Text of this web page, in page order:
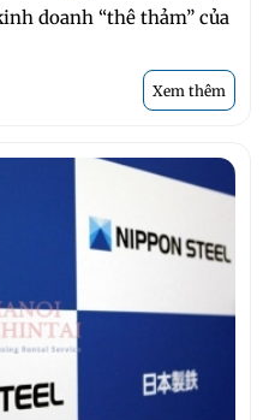
doanh “thê thảm” của
Xem thêm